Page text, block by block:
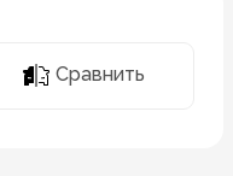
Сравнить